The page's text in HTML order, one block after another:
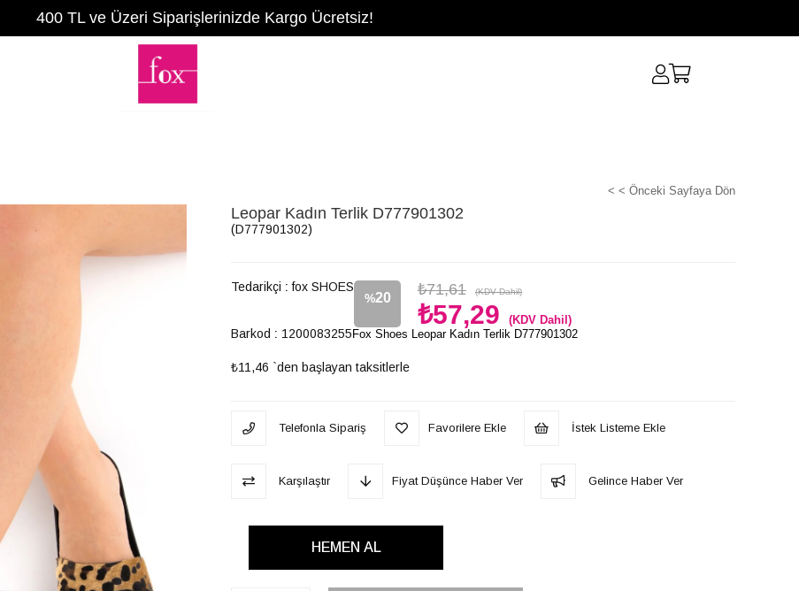
400 TL ve Üzeri Siparişlerinizde Kargo Ücretsiz!
< < Önceki Sayfaya Dön
Leopar Kadın Terlik D777901302
(D777901302)
Tedarikçi : fox SHOES
%20
İndirim
₺71,61 (KDV Dahil)
₺57,29 (KDV Dahil)
Barkod : 1200083255
₺11,46 `den başlayan taksitlerle
Fox Shoes Leopar Kadın Terlik D777901302
Telefonla Sipariş Favorilere Ekle İstek Listeme Ekle
Karşılaştır Fiyat Düşünce Haber Ver Gelince Haber Ver